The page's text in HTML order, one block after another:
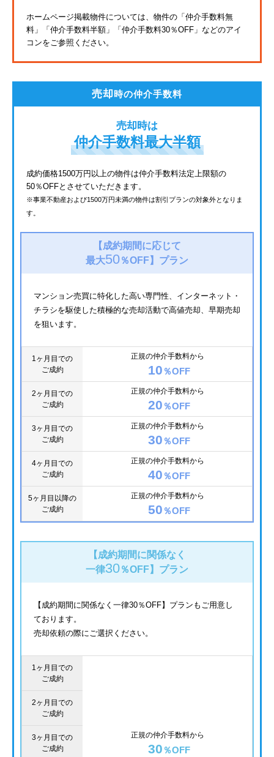
東武東上線
JR鶴見線
京成金町線
ホームページ掲載物件については、物件の「仲介手数料無
料」
「仲介手数料半額」「仲介手数料30％OFF」などのアイ
コンをご参照ください。
売却時の仲介手数料
売却時は
仲介手数料最大半額
成約価格1500万円以上の物件は仲介手数料法定上限額の
50％OFFとさせていただきます。
※事業不動産および1500万円未満の物件は割引プランの対象外となりま
す。
【成約期間に応じて
最大50％OFF】 プラン
マンション売買に特化した高い専門性、インターネット・
チラシを駆使した積極的な売却活動で高値売却、早期売却
を狙います。
1ヶ月目での
ご成約
正規の仲介手数料から
10 ％OFF
2ヶ月目での
ご成約
正規の仲介手数料から
20 ％OFF
3ヶ月目での
ご成約
正規の仲介手数料から
30 ％OFF
4ヶ月目での
ご成約
正規の仲介手数料から
40 ％OFF
5ヶ月目以降の
ご成約
正規の仲介手数料から
50 ％OFF
【成約期間に関係なく
一律30％OFF】 プラン
【成約期間に関係なく一律30％OFF】プランもご用意し
ております。
売却依頼の際にご選択ください。
1ヶ月目での
ご成約
正規の仲介手数料から
30 ％OFF
2ヶ月目での
ご成約
3ヶ月目での
ご成約